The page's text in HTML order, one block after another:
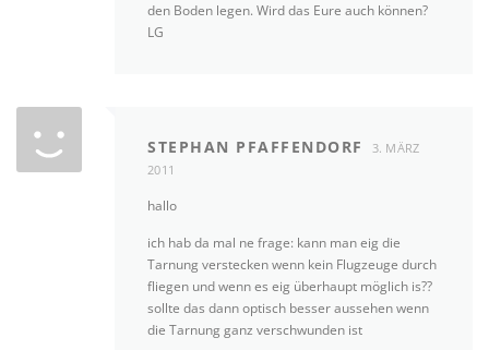
den Boden legen. Wird das Eure auch können?
LG
STEPHAN PFAFFENDORF
3. MÄRZ
2011
hallo
ich hab da mal ne frage: kann man eig die
Tarnung verstecken wenn kein Flugzeuge durch
fliegen und wenn es eig überhaupt möglich is??
sollte das dann optisch besser aussehen wenn
die Tarnung ganz verschwunden ist